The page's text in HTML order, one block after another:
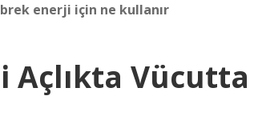
enerji için ne kullanır
Açlıkta